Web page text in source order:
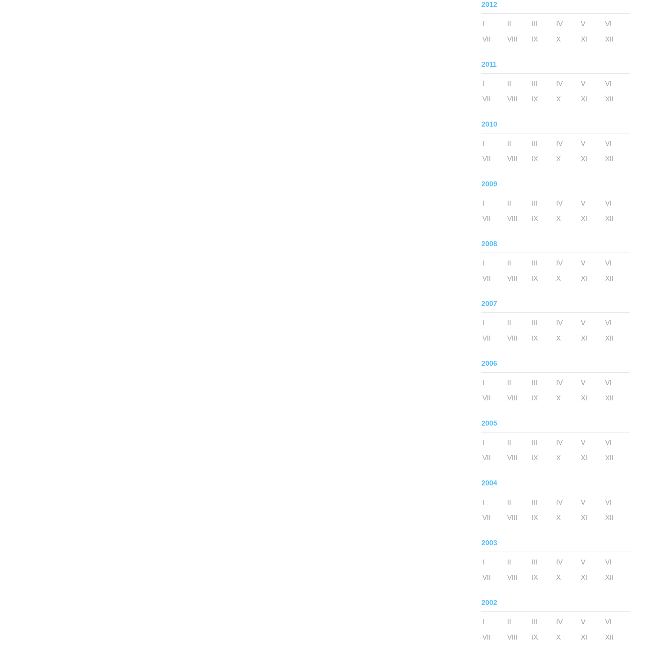
2012
I II III IV V
VI
VII
VIII IX X XI XII
2011
I II III IV V
VI
VII
VIII IX X XI XII
2010
I II III IV V
VI
VII
VIII IX X XI XII
2009
I II III IV V
VI
VII
VIII IX X XI XII
2008
I II III IV V
VI
VII
VIII IX X XI XII
2007
I II III IV V
VI
VII
VIII IX X XI XII
2006
I II III IV V
VI
VII
VIII IX X XI XII
2005
I II III IV V
VI
VII
VIII IX X XI XII
2004
I II III IV V
VI
VII
VIII IX X XI XII
2003
I II III IV V
VI
VII
VIII IX X XI XII
2002
I II III IV V
VI
VII
VIII IX X XI XII